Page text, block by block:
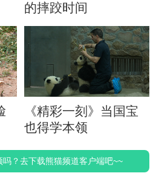
的摔跤时间
《精彩一刻》当国宝
也得学本领
？去下载熊猫频道客户端吧~~